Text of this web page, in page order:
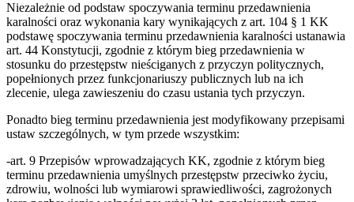
Niezależnie od podstaw spoczywania terminu przedawnienia
karalności oraz wykonania kary wynikających z art. 104 § 1 KK
podstawę spoczywania terminu przedawnienia karalności ustanawia
art. 44 Konstytucji, zgodnie z którym bieg przedawnienia w
stosunku do przestępstw nieściganych z przyczyn politycznych,
popełnionych przez funkcjonariuszy publicznych lub na ich
zlecenie, ulega zawieszeniu do czasu ustania tych przyczyn.
Ponadto bieg terminu przedawnienia jest modyfikowany przepisami
ustaw szczególnych, w tym przede wszystkim:
-art. 9 Przepisów wprowadzających KK, zgodnie z którym bieg
terminu przedawnienia umyślnych przestępstw przeciwko życiu,
zdrowiu, wolności lub wymiarowi sprawiedliwości, zagrożonych